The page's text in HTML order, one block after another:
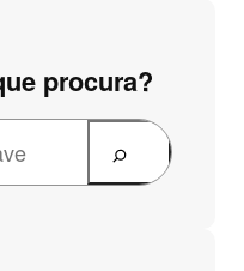
procura?